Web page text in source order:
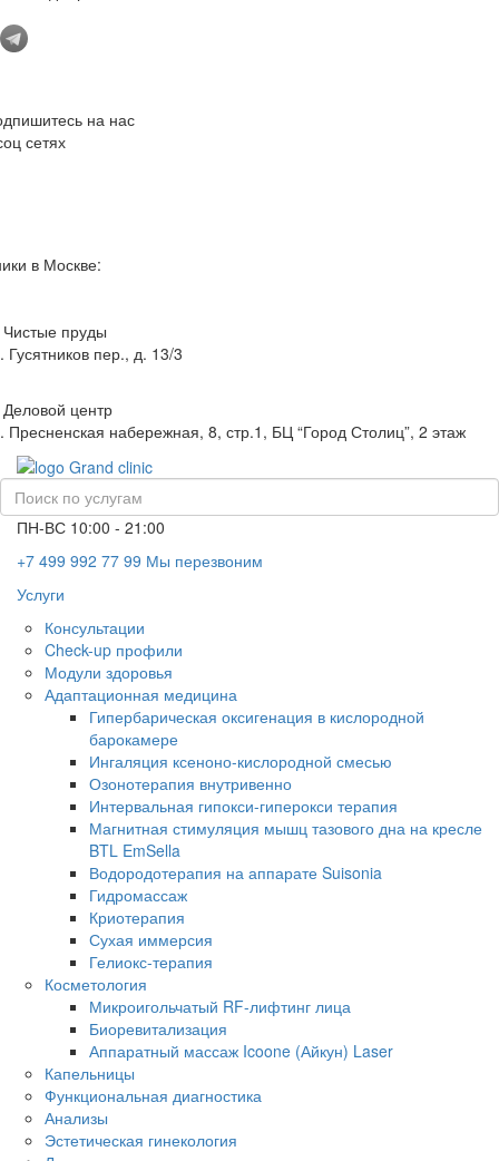
на нас
сетях
в Москве:
пруды
Гусятников пер., д. 13/3
центр
Пресненская набережная, 8, стр.1, БЦ “Город Столиц”, 2 этаж
ПН-ВС 10:00 - 21:00
+7 499 992 77 99 Мы перезвоним
Услуги
Консультации
Check-up профили
Модули здоровья
Адаптационная медицина
Гипербарическая оксигенация в кислородной
барокамере
Ингаляция ксеноно-кислородной смесью
Озонотерапия внутривенно
Интервальная гипокси-гиперокси терапия
Магнитная стимуляция мышц тазового дна на кресле
BTL EmSella
Водородотерапия на аппарате Suisonia
Гидромассаж
Криотерапия
Сухая иммерсия
Гелиокс-терапия
Косметология
Микроигольчатый RF-лифтинг лица
Биоревитализация
Аппаратный массаж Icoone (Айкун) Laser
Капельницы
Функциональная диагностика
Анализы
Эстетическая гинекология